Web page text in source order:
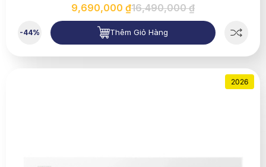
9,690,000 ₫16,490,000 ₫
-44% Thêm Giỏ Hàng
2026